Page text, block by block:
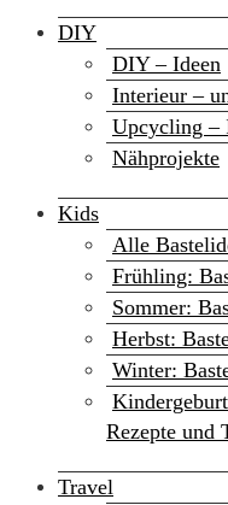
DIY
DIY – Ideen
Interieur –
Upcycling –
Nähprojekte
Kids
Alle
Frühling:
Sommer:
Herbst:
Winter:
Rezepte und
Travel